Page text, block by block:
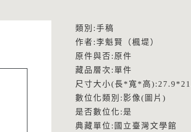
類別:手稿
作者:李魁賢（楓堤）
原件與否:原件
藏品層次:單件
尺寸大小(長*寬*高
數位化類別:影像(圖片)
是否數位化:是
典藏單位:國立臺灣文學館